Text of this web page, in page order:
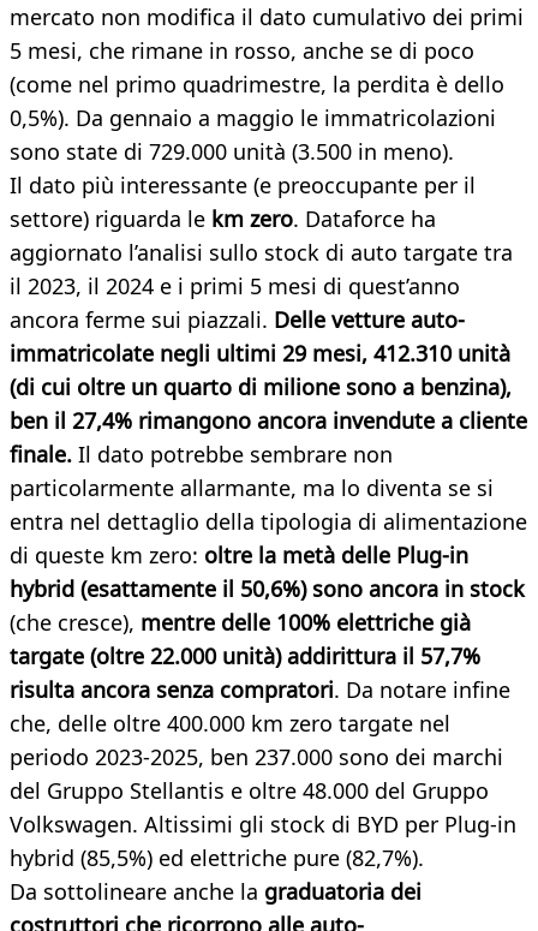
mercato non modifica il dato cumulativo dei primi
5 mesi, che rimane in rosso, anche se di poco
(come nel primo quadrimestre, la perdita è dello
0,5%). Da gennaio a maggio le immatricolazioni
sono state di 729.000 unità (3.500 in meno).
Il dato più interessante (e preoccupante per il
settore) riguarda le km zero. Dataforce ha
aggiornato l’analisi sullo stock di auto targate tra
il 2023, il 2024 e i primi 5 mesi di quest’anno
ancora ferme sui piazzali. Delle vetture auto-
immatricolate negli ultimi 29 mesi, 412.310 unità
(di cui oltre un quarto di milione sono a benzina),
ben il 27,4% rimangono ancora invendute a cliente
finale. Il dato potrebbe sembrare non
particolarmente allarmante, ma lo diventa se si
entra nel dettaglio della tipologia di alimentazione
di queste km zero: oltre la metà delle Plug-in
hybrid (esattamente il 50,6%) sono ancora in stock
(che cresce), mentre delle 100% elettriche già
targate (oltre 22.000 unità) addirittura il 57,7%
risulta ancora senza compratori. Da notare infine
che, delle oltre 400.000 km zero targate nel
periodo 2023-2025, ben 237.000 sono dei marchi
del Gruppo Stellantis e oltre 48.000 del Gruppo
Volkswagen. Altissimi gli stock di BYD per Plug-in
hybrid (85,5%) ed elettriche pure (82,7%).
Da sottolineare anche la graduatoria dei
costruttori che ricorrono alle auto-